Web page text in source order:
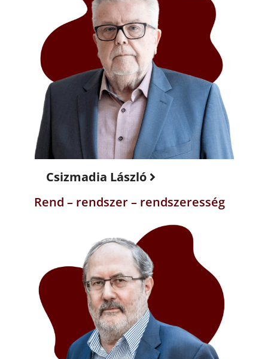
Csizmadia László
Rend – rendszer – rendszeresség